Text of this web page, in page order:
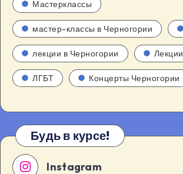
Мастерклассы
мастер-классы в Черногории
лекции в Черногории Лекции
ЛГБТ Концерты Черногории
Будь в курсе!
Instagram